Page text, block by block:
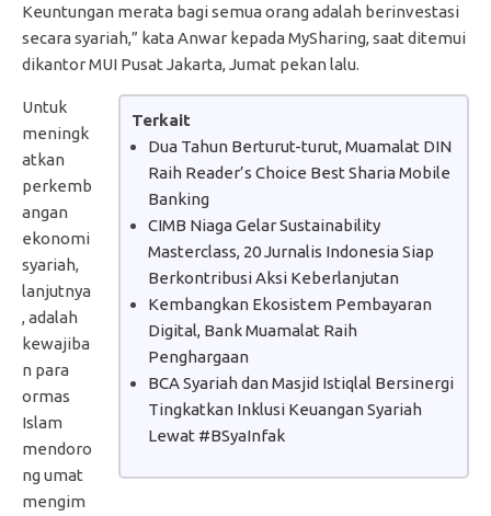
Keuntungan merata bagi semua orang adalah berinvestasi
secara syariah,” kata Anwar kepada MySharing, saat ditemui
dikantor MUI Pusat Jakarta, Jumat pekan lalu.
Terkait
Dua Tahun Berturut-turut, Muamalat DIN
Raih Reader’s Choice Best Sharia Mobile
Banking
CIMB Niaga Gelar Sustainability
Masterclass, 20 Jurnalis Indonesia Siap
Berkontribusi Aksi Keberlanjutan
Kembangkan Ekosistem Pembayaran
Digital, Bank Muamalat Raih
Penghargaan
BCA Syariah dan Masjid Istiqlal Bersinergi
Tingkatkan Inklusi Keuangan Syariah
Lewat #BSyaInfak
Untuk
meningk
atkan
perkemb
angan
ekonomi
syariah,
lanjutnya
, adalah
kewajiba
n para
ormas
Islam
mendoro
ng umat
mengim